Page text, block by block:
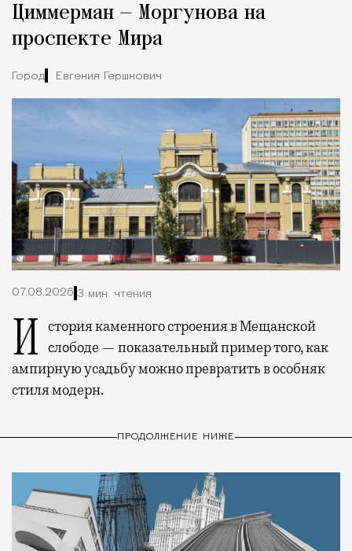
Циммерман — Моргунова на
проспекте Мира
Город Евгения Гершкович
07.08.2026 3 мин. чтения
История каменного строения в Мещанской слободе — показательный пример того, как
ампирную усадьбу можно превратить в особняк
стиля модерн.
ПРОДОЛЖЕНИЕ НИЖЕ